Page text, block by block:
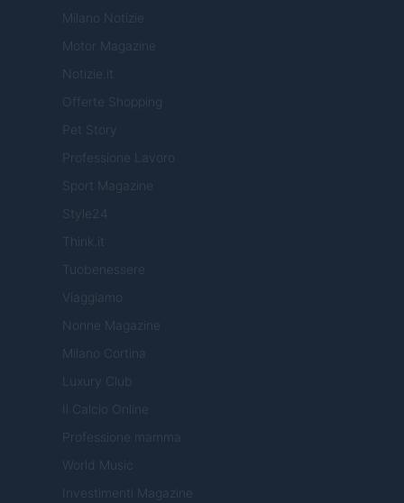
Milano Notizie
Motor Magazine
Notizie.it
Offerte Shopping
Pet Story
Professione Lavoro
Sport Magazine
Style24
Think.it
Tuobenessere
Viaggiamo
Nonne Magazine
Milano Cortina
Luxury Club
Il Calcio Online
Professione mamma
World Music
Investimenti Magazine